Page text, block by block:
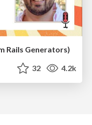
Rails Generators)
32 4.2k